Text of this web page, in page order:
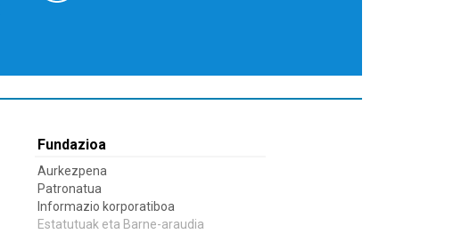
Fundazioa
Aurkezpena
Patronatua
Informazio korporatiboa
Estatutuak eta Barne-araudia